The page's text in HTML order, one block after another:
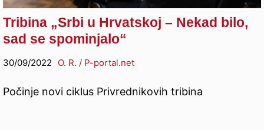
Tribina „Srbi u Hrvatskoj – Nekad bilo,
sad se spominjalo“
30/09/2022 O. R. / P-portal.net
Počinje novi ciklus Privrednikovih tribina